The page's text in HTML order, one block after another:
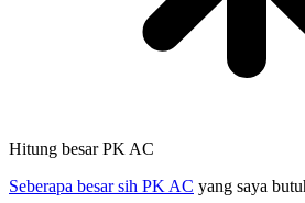
Hitung besar PK AC
Seberapa besar sih PK AC yang saya